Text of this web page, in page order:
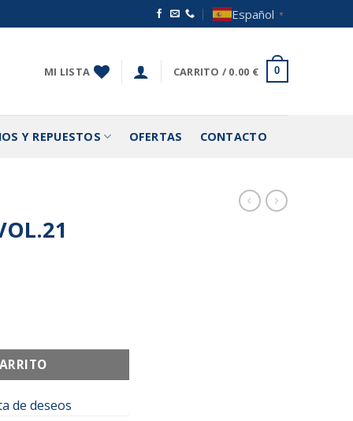
Español ▼
MI LISTA CARRITO / 0.00 € 0
Y REPUESTOS OFERTAS CONTACTO
de deseos